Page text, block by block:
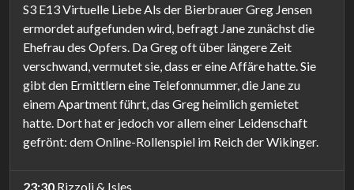
S3 E13 Virtuelle Liebe Als der Bierbrauer Greg Jensen
ermordet aufgefunden wird, befragt Jane zunächst die
Ehefrau des Opfers. Da Greg oft über längere Zeit
verschwand, vermutet sie, dass er eine Affäre hatte. Sie
gibt den Ermittlern eine Telefonnummer, die Jane zu
einem Apartment führt, das Greg heimlich gemietet
hatte. Dort hat er jedoch vor allem einer Leidenschaft
gefrönt: dem Online-Rollenspiel im Reich der Wikinger.
23:30 Rizzoli & Isles